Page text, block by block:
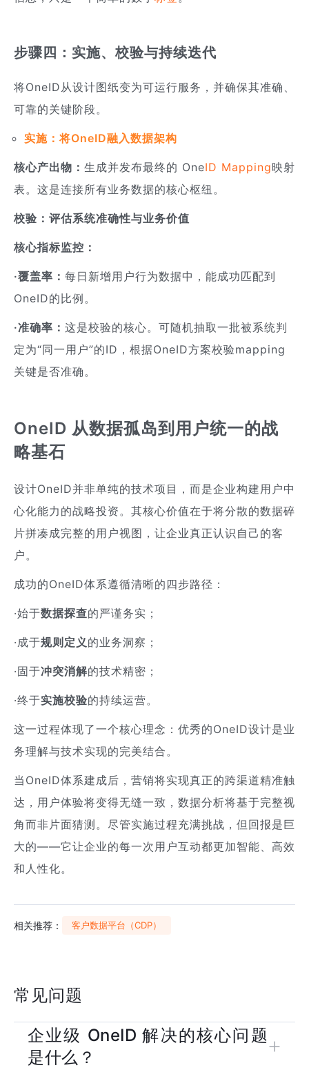
步骤四：实施、校验与持续迭代
将OneID从设计图纸变为可运行服务，并确保其准确、
可靠的关键阶段。
实施：将OneID融入数据架构
核心产出物： 生成并发布最终的 OneID Mapping映射
表。这是连接所有业务数据的核心枢纽。
校验：评估系统准确性与业务价值
核心指标监控：
·覆盖率： 每日新增用户行为数据中，能成功匹配到
OneID的比例。
·准确率： 这是校验的核心。可随机抽取一批被系统判
定为“同一用户”的ID，根据OneID方案校验mapping
关键是否准确。
OneID 从数据孤岛到用户统一的战
略基石
设计OneID并非单纯的技术项目，而是企业构建用户中
心化能力的战略投资。其核心价值在于将分散的数据碎
片拼凑成完整的用户视图，让企业真正认识自己的客
户。
成功的OneID体系遵循清晰的四步路径：
·始于数据探查的严谨务实；
·成于规则定义 的业务洞察；
·固于冲突消解的技术精密；
·终于实施校验的持续运营。
这一过程体现了一个核心理念：优秀的OneID设计是业
务理解与技术实现的完美结合。
当OneID体系建成后，营销将实现真正的跨渠道精准触
达，用户体验将变得无缝一致，数据分析将基于完整视
角而非片面猜测。尽管实施过程充满挑战，但回报是巨
大的——它让企业的每一次用户互动都更加智能、高效
和人性化。
相关推荐： 客户数据平台（CDP）
常见问题
企业级 OneID 解决的核心问题
是什么？